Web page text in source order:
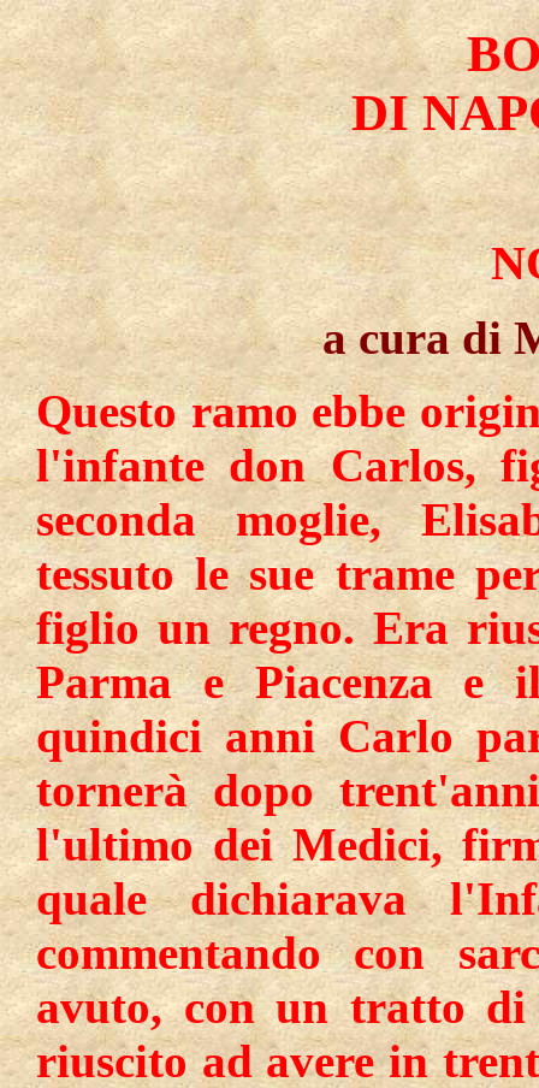
DI
a cura di
Questo ramo ebbe
l'infante don Carlos,
seconda moglie,
tessuto le sue trame
figlio un regno. Era
Parma e Piacenza e
quindici anni Carlo
tornerà dopo
l'ultimo dei Medici,
quale dichiarava
commentando con
avuto, con un tratto
riuscito ad avere in